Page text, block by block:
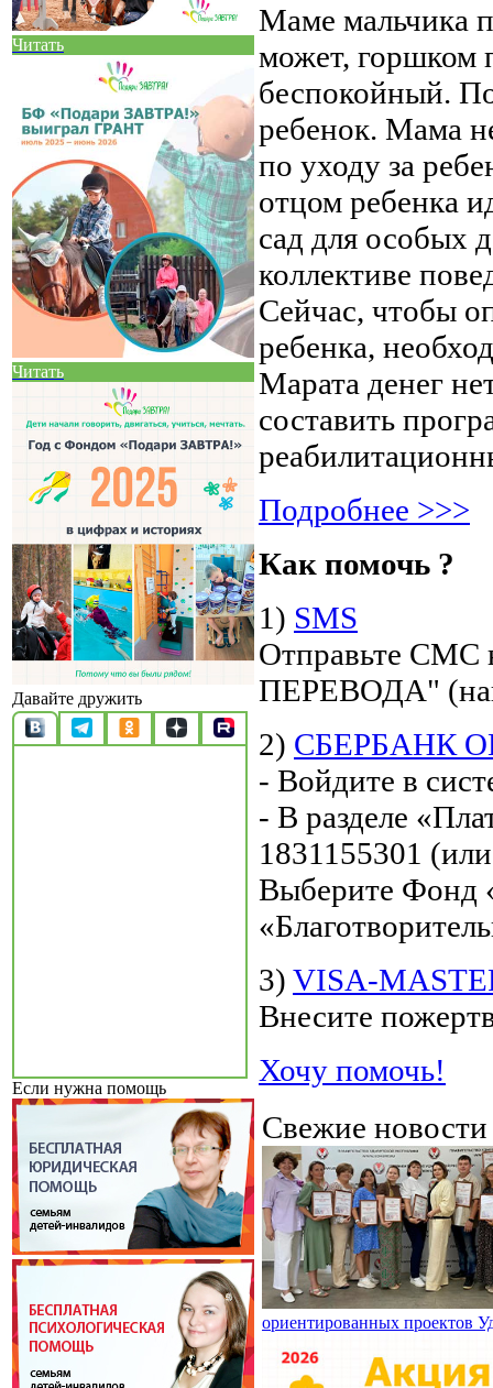
Читать
Читать
Давайте дружить
Если нужна помощь
Маме мальчика
может, горшком
беспокойный.
ребенок. Мама
по уходу за
отцом ребенка
сад для особых
коллективе
Сейчас, чтобы
ребенка,
Марата денег
составить
Подробнее >>>
Как помочь ?
1) SMS
Отправьте
ПЕРЕВОДА"
2) СБЕРБАНК
- Войдите в
- В разделе
1831155301
Выберите Фонд
3) VISA-
Внесите
Хочу помочь!
Свежие
ориентированных проектов